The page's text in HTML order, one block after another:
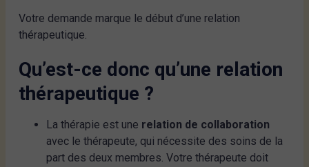
Votre demande marque le début d’une relation
thérapeutique.
Qu’est-ce donc qu’une relation
thérapeutique ?
La thérapie est une relation de collaboration
avec le thérapeute, qui nécessite des soins de la
part des deux membres. Votre thérapeute doit